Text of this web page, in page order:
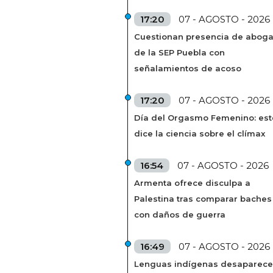
17:20 07 - AGOSTO - 2026
Cuestionan presencia de
de la SEP Puebla con
señalamientos de acoso
17:20 07 - AGOSTO - 2026
Día del Orgasmo Femenino:
dice la ciencia sobre el clímax
16:54 07 - AGOSTO - 2026
Armenta ofrece disculpa a
Palestina tras comparar baches
con daños de guerra
16:49 07 - AGOSTO - 2026
Lenguas indígenas